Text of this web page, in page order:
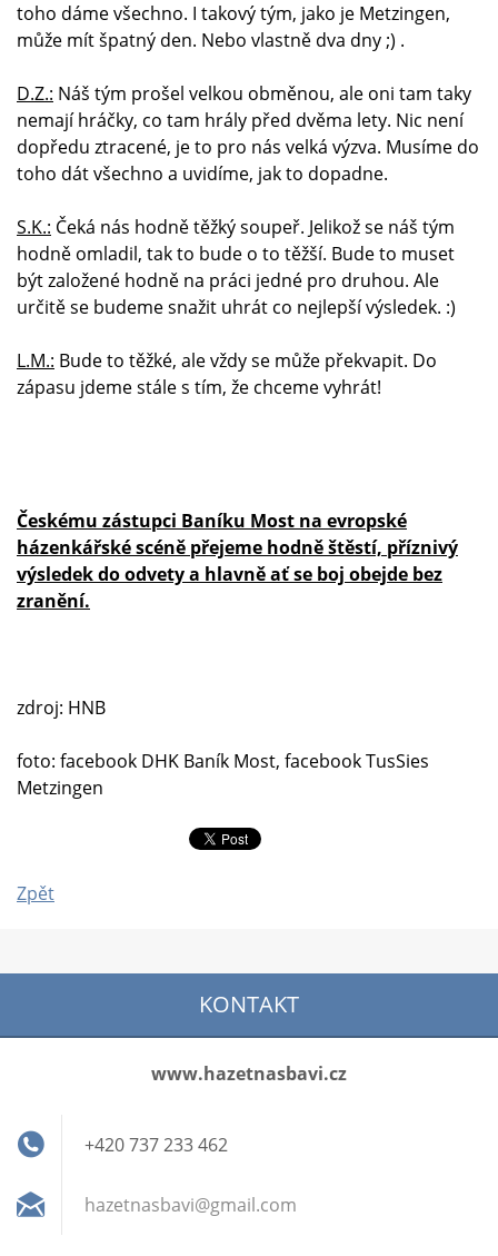
toho dáme všechno. I takový tým, jako je Metzingen,
může mít špatný den. Nebo vlastně dva dny ;) .
D.Z.: Náš tým prošel velkou obměnou, ale oni tam taky
nemají hráčky, co tam hrály před dvěma lety. Nic není
dopředu ztracené, je to pro nás velká výzva. Musíme do
toho dát všechno a uvidíme, jak to dopadne.
S.K.: Čeká nás hodně těžký soupeř. Jelikož se náš tým
hodně omladil, tak to bude o to těžší. Bude to muset
být založené hodně na práci jedné pro druhou. Ale
určitě se budeme snažit uhrát co nejlepší výsledek. :)
L.M.: Bude to těžké, ale vždy se může překvapit. Do
zápasu jdeme stále s tím, že chceme vyhrát!
Českému zástupci Baníku Most na evropské
házenkářské scéně přejeme hodně štěstí, příznivý
výsledek do odvety a hlavně ať se boj obejde bez
zranění.
zdroj: HNB
foto: facebook DHK Baník Most, facebook TusSies
Metzingen
Zpět
KONTAKT
www.hazetnasbavi.cz
+420 737 233 462
hazetnasbavi@gmail.com